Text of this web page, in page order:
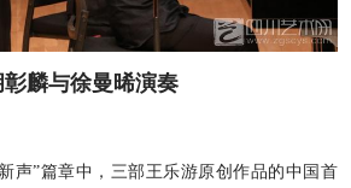
彰麟与徐曼晞演奏
声”篇章中，三部王乐游原创作品的中国首